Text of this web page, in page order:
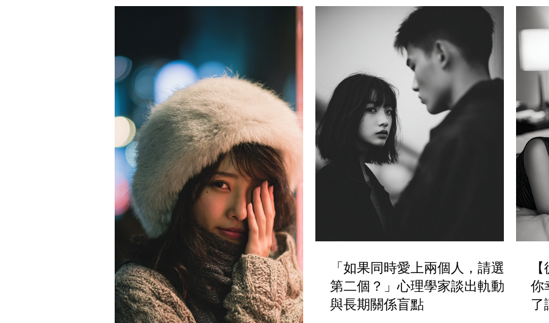
「如果同時愛上兩個人，請選擇
第二個？」心理學家談出軌動機
與長期關係盲點
你
了